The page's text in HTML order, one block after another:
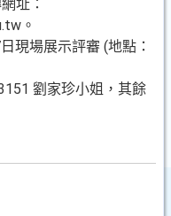
址：
。
場展示評審 (地點：
劉家珍小姐，其餘